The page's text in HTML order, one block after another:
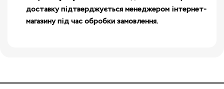
доставку підтверджується менеджером інтернет-
магазину під час обробки замовлення.